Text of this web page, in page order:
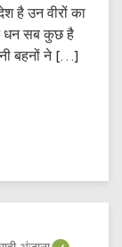
है उन वीरों का
धन सब कुछ है
बहनों ने […]